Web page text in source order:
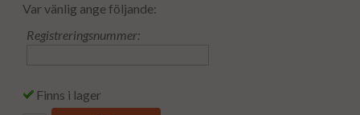
Var vänlig ange följande:
Registreringsnummer:
Finns i lager